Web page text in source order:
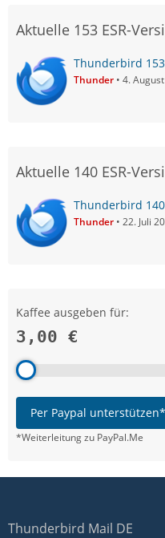
Aktuelle 153 ESR-
Thunderbird
Thunder 4.
Aktuelle 140 ESR-
Thunderbird
Thunder 22. Juli
Kaffee ausgeben für:
3,00 €
Per Paypal unterstützen*
*Weiterleitung zu PayPal.Me
Thunderbird Mail DE